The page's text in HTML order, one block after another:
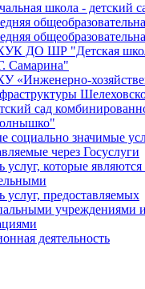
школа - детский
ДО ШР "Детская
Самарина"
«Инженерно-
сад
социально значимые
через Госуслуги
услуг, которые
услуг, предоставляемых
учреждениями
деятельность